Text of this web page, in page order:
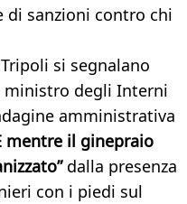
di sanzioni contro chi
si segnalano
ministro degli Interni
amministrativa
mentre il ginepraio
dalla presenza
con i piedi sul